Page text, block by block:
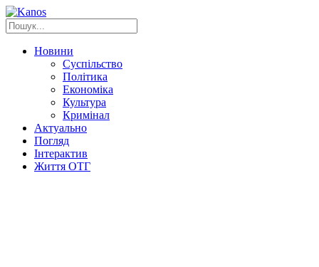
Новини
Суспільство
Політика
Економіка
Культура
Кримінал
Актуально
Погляд
Інтерактив
Життя ОТГ